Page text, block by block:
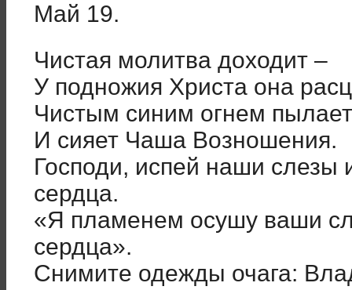
Май 19.
Чистая молитва доходит –
У подножия Христа она
Чистым синим огнем
И сияет Чаша Возношения.
Господи, испей наши слезы
сердца.
«Я пламенем осушу ваши
сердца».
Снимите одежды очага: